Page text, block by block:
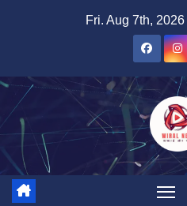
Fri. Aug 7th, 2026